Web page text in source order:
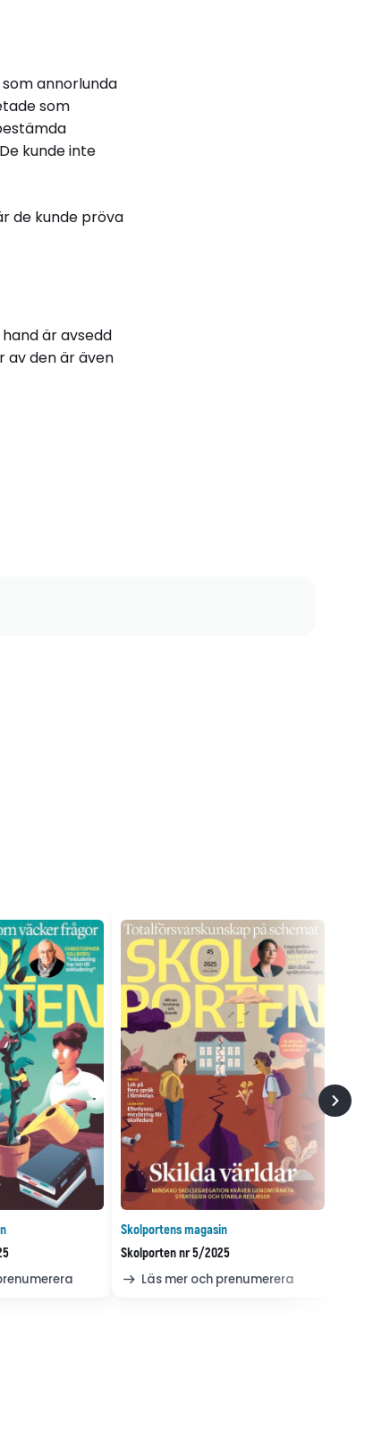
annorlunda
som
kunde inte
de kunde pröva
är avsedd
av den är även
Skolportens magasin
Skolporten nr 5/2025
Läs mer och prenumerera